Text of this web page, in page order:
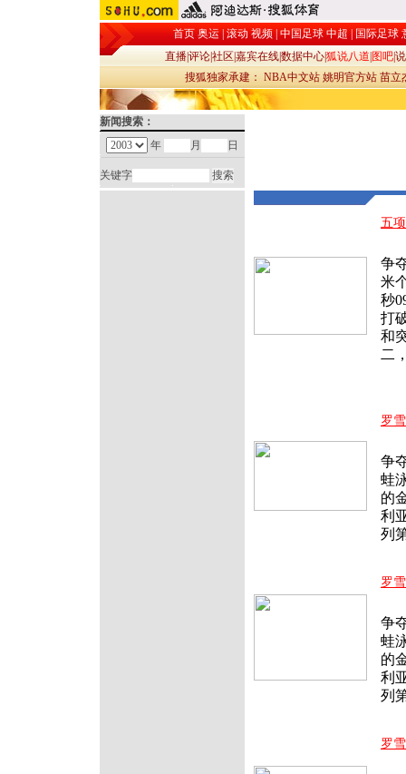
首页 奥运| 滚动 视频| 中国足球 中超 国际足球
直播评论社区 嘉宾在线数据中心狐说八道 图吧
搜狐独家承建： NBA中文站 姚明官方站 苗立
新闻搜索：
年
月 日
关键字
五
争
米
秒
打
和
二
罗
争
蛙
的
利
列
罗
争
蛙
的
利
列
罗